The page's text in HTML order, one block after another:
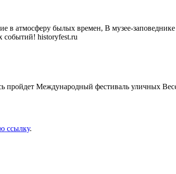
в атмосферу былых времен, В музее-
событий! historyfest.ru
пройдет Международный фестиваль уличных
ссылку.